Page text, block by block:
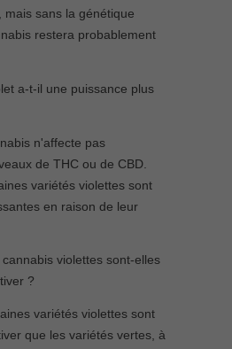
mais sans la génétique
restera probablement
a-t-il une puissance plus
n'affecte pas
de THC ou de CBD.
variétés violettes sont
en raison de leur
violettes sont-elles
?
variétés violettes sont
que les variétés vertes, à